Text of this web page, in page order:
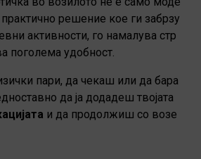
практично решение кое ги забрзу
активности, го намалува стр
поголема удобност.
пари, да чекаш или да бара
да ја додадеш твојата
и да продолжиш со возе